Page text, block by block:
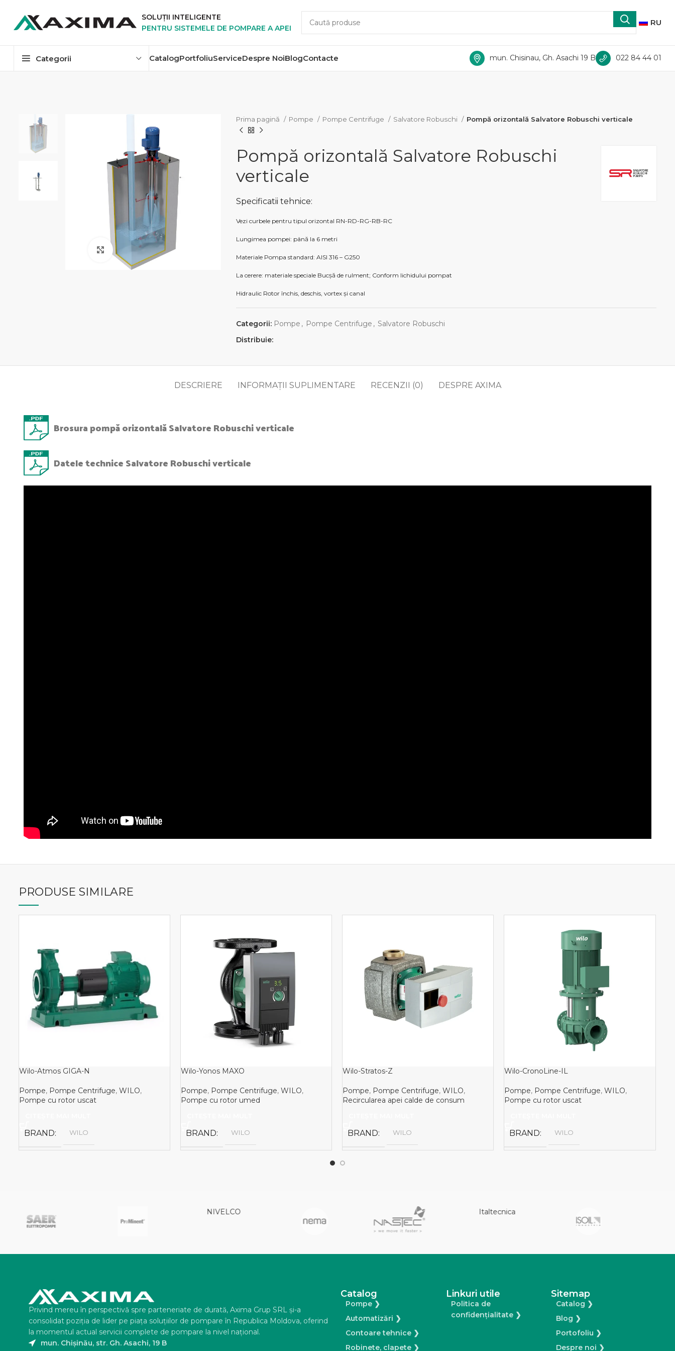
SOLUȚII INTELIGENTE
PENTRU SISTEMELE DE POMPARE A APEI
RU
Categorii CatalogPortfoliuServiceDespre NoiBlogContacte mun. Chisinau, Gh. Asachi 19 B 022 84 44 01
Click pentru a mari
Prima pagină Pompe Pompe Centrifuge Salvatore Robuschi Pompă orizontală Salvatore Robuschi verticale
Pompă orizontală Salvatore Robuschi
verticale
Specificatii tehnice:
Vezi curbele pentru tipul orizontal RN-RD-RG-RB-RC
Lungimea pompei: până la 6 metri
Materiale Pompa standard: AISI 316 – G250
La cerere: materiale speciale Bucșă de rulment; Conform lichidului pompat
Hidraulic Rotor închis, deschis, vortex și canal
Categorii: Pompe , Pompe Centrifuge , Salvatore Robuschi
Distribuie:
DESCRIERE INFORMAȚII SUPLIMENTARE RECENZII (0) DESPRE AXIMA
Brosura pompă orizontală Salvatore Robuschi verticale
Datele technice Salvatore Robuschi verticale
PRODUSE SIMILARE
Wilo-Atmos GIGA-N
Pompe, Pompe Centrifuge, WILO,
Pompe cu rotor uscat
BRAND WILO
Wilo-Yonos MAXO
Pompe, Pompe Centrifuge,WILO,
Pompe cu rotor umed
BRAND WILO
Wilo-Stratos-Z
Pompe, Pompe Centrifuge,WILO,
Recircularea apei calde de consum
BRAND WILO
Wilo-CronoLine-IL
Pompe, Pompe Centrifuge,WILO,
Pompe cu rotor uscat
BRAND WILO
Italtecnica
Privind mereu în perspectivă spre parteneriate de durată, Axima Grup SRL şi-a
consolidat poziţia de lider pe piaţa soluţiilor de pompare în Republica Moldova, oferind
la momentul actual servicii complete de pompare la nivel naţional.
mun. Chișinău, str. Gh. Asachi, 19 B
Catalog
Pompe ❯
Automatizări ❯
Contoare tehnice ❯
Robinete, clapete ❯
Linkuri utile
Politica de
confidențialitate ❯
Sitemap
Catalog ❯
Blog ❯
Portofoliu ❯
Despre noi ❯